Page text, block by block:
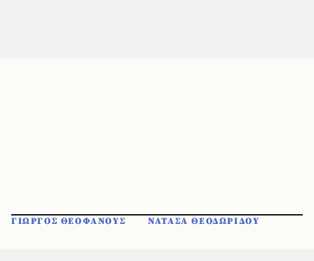
ΓΙΩΡΓΟΣ ΘΕΟΦΑΝΟΥΣ ΝΑΤΑΣΑ ΘΕΟΔΩΡΙΔΟΥ